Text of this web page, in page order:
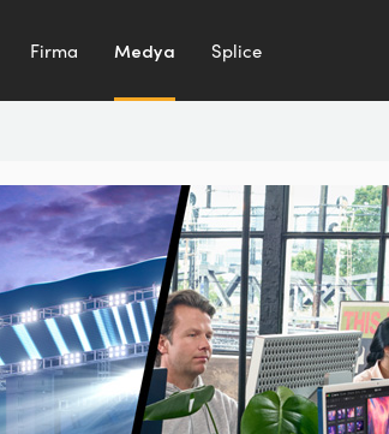
Firma Medya Splice